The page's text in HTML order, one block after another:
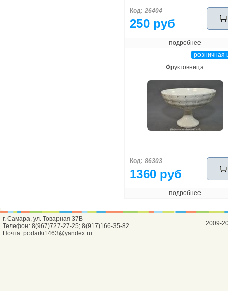
Код: 26404
250 руб
подробнее
розничная
Фруктовница
Код: 86303
1360 руб
подробнее
г. Самара, ул. Товарная 37В
Телефон: 8(967)727-27-25; 8(917)166-35-82
Почта: podarki1463@yandex.ru
2009-